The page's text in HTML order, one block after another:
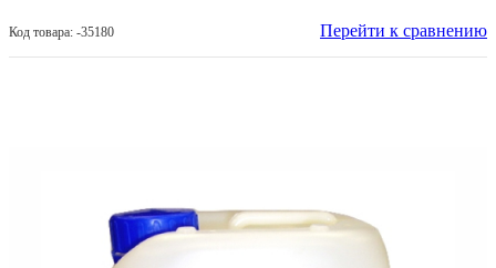
Код товара: -35180 Перейти к сравнению